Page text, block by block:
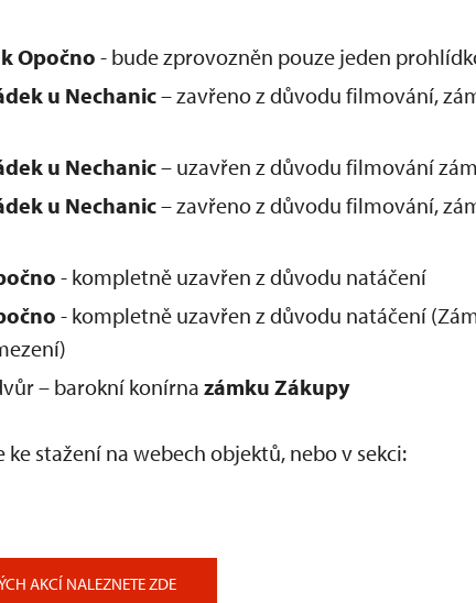
Opočno- bude zprovozněn pouze jeden
u Nechanic– zavřeno z důvodu filmování,
u Nechanic– uzavřen z důvodu filmování
u Nechanic– zavřeno z důvodu filmování,
- kompletně uzavřen z důvodu natáčení
- kompletně uzavřen z důvodu natáčení
– barokní konírna zámku Zákupy
stažení na webech objektů, nebo v sekci:
AKCÍ NALEZNETE ZDE